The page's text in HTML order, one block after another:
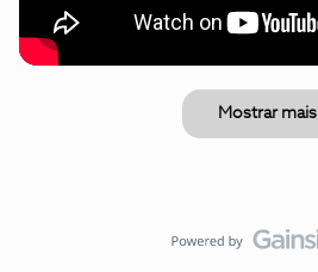
Mostrar mais